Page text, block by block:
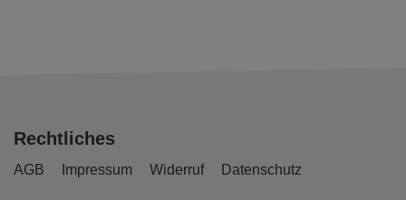
Rechtliches
AGB Impressum Widerruf Datenschutz